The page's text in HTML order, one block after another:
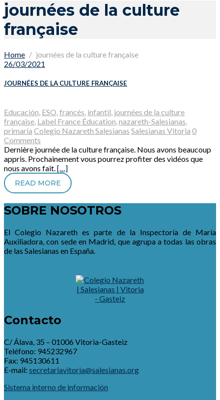
journées de la culture
française
Home
journées de la culture française
26/03/2021
JOURNÉES DE LA CULTURE FRANÇAISE
Educación, ESO,francés, infantil, journées de la culture
française, Label France Éducation,nazareth-Salesianas,
primaria Colegio Nazareth Salesianas Salesianas Vitoria 0
Comments
Dernière journée de la culture française. Nous avons beaucoup
appris. Prochainement vous pourrez profiter des vidéos que
nous avons fait.[…]
READ MORE
SOBRE NOSOTROS
El Colegio Nazareth es parte de la Inspectoría de María
Auxiliadora, con sede en Madrid, que agrupa a todas las obras
de las Salesianas en España.
Contacto
C/ Álava, 35 – 01006 Vitoria-Gasteiz
Teléfono: 945232967
Fax: 945130611
E-mail: secretariavitoria@salesianas.org
Sistema interno de información